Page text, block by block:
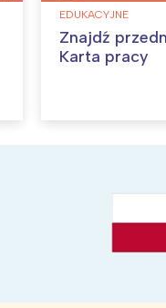
EDUKACYJNE
Znajdź
Karta pracy